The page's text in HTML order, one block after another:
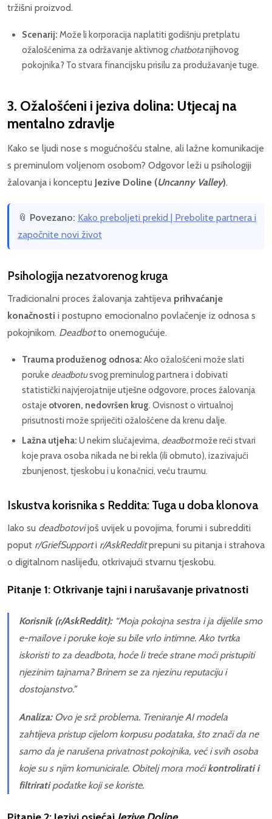
tržišni proizvod.
Scenarij: Može li korporacija naplatiti godišnju pretplatu
ožalošćenima za održavanje aktivnog chatbotanjihovog
pokojnika? To stvara financijsku prisilu za produžavanje tuge.
3. Ožalošćeni i jeziva dolina: Utjecaj na
mentalno zdravlje
Kako se ljudi nose s mogućnošću stalne, ali lažne komunikacije
s preminulom voljenom osobom? Odgovor leži u psihologiji
žalovanja i konceptu Jezive Doline (Uncanny Valley).
📎 Povezano: Kako preboljeti prekid | Prebolite partnera i
započnite novi život
Psihologija nezatvorenog kruga
Tradicionalni proces žalovanja zahtijeva prihvaćanje
konačnosti i postupno emocionalno povlačenje iz odnosa s
pokojnikom. Deadbotto onemogućuje.
Trauma produženog odnosa: Ako ožalošćeni može slati
poruke deadbotusvog preminulog partnera i dobivati
statistički najvjerojatnije utješne odgovore, proces žalovanja
ostaje otvoren, nedovršen krug. Ovisnost o virtualnoj
prisutnosti može spriječiti ožalošćene da krenu dalje.
Lažna utjeha: U nekim slučajevima, deadbotmože reći stvari
koje prava osoba nikada ne bi rekla (ili obrnuto), izazivajući
zbunjenost, tjeskobu i u konačnici, veću traumu.
Iskustva korisnika s Reddita: Tuga u doba klonova
Iako su deadbotovijoš uvijek u povojima, forumi i subredditi
poput r/GriefSupporti r/AskRedditprepuni su pitanja i strahova
o digitalnom naslijeđu, otkrivajući stvarnu tjeskobu.
Pitanje 1: Otkrivanje tajni i narušavanje privatnosti
Korisnik (r/AskReddit):“Moja pokojna sestra i ja dijelile smo
e-mailovei poruke koje su bile vrlo intimne. Ako tvrtka
iskoristi to za deadbota, hoće li treće strane moći pristupiti
njezinim tajnama? Brinem se za njezinu reputaciju i
dostojanstvo.”
Analiza:Ovo je srž problema. Treniranje AI modela
zahtijeva pristup cijelom korpusu podataka, što znači da ne
samo da je narušena privatnost pokojnika, već i svih osoba
koje su s njim komunicirale. Obitelj mora moćikontrolirati i
filtriratipodatke koji se koriste.